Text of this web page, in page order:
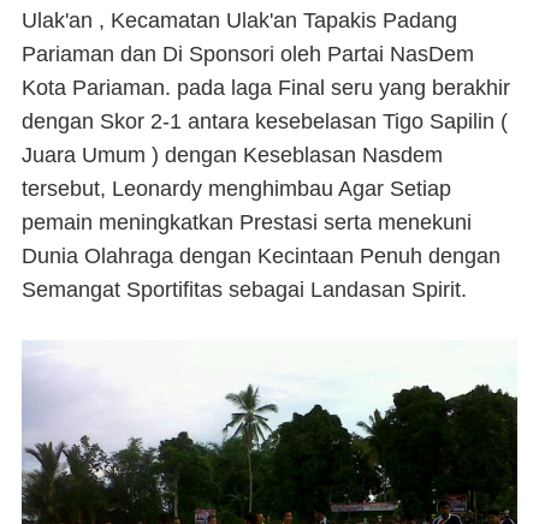
Ulak'an , Kecamatan Ulak'an Tapakis Padang
Pariaman dan Di Sponsori oleh Partai NasDem
Kota Pariaman. pada laga Final seru yang berakhir
dengan Skor 2-1 antara kesebelasan Tigo Sapilin (
Juara Umum ) dengan Keseblasan Nasdem
tersebut, Leonardy menghimbau Agar Setiap
pemain meningkatkan Prestasi serta menekuni
Dunia Olahraga dengan Kecintaan Penuh dengan
Semangat Sportifitas sebagai Landasan Spirit.